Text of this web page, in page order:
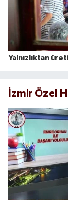
Yalnızlıktan
İzmir Özel